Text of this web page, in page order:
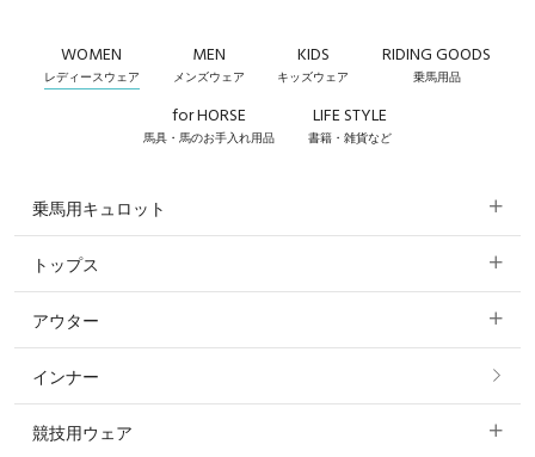
WOMEN
レディースウェア
MEN
メンズウェア
KIDS
キッズウェア
RIDING GOODS
乗馬用品
for HORSE
馬具・馬のお手入れ用品
LIFE STYLE
書籍・雑貨など
乗馬用キュロット
すべてのキュロット
フルグリップ・尻革 キュロット
ニーグリップ・膝革 キュロット
トップス
すべてのトップス
ポロシャツ
カットソー・Tシャツ・タンクトップ
アウター
すべてのアウター
コート
インナー
競技用ウェア